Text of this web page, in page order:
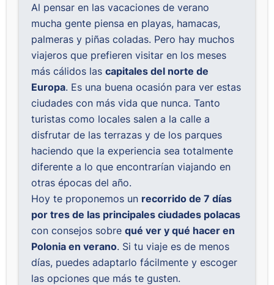
Al pensar en las vacaciones de verano
mucha gente piensa en playas, hamacas,
palmeras y piñas coladas. Pero hay muchos
viajeros que prefieren visitar en los meses
más cálidos lascapitales del norte de
Europa. Es una buena ocasión para ver estas
ciudades con más vida que nunca. Tanto
turistas como locales salen a la calle a
disfrutar de las terrazas y de los parques
haciendo que la experiencia sea totalmente
diferente a lo que encontrarían viajando en
otras épocas del año.
Hoy te proponemos un recorrido de 7 días
por tres de las principales ciudades polacas
con consejos sobrequé ver y qué hacer en
Polonia en verano. Si tu viaje es de menos
días, puedes adaptarlo fácilmente y escoger
las opciones que más te gusten.